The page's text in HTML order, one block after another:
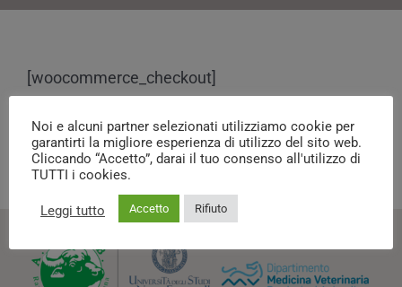
[woocommerce_checkout]
Noi e alcuni partner selezionati utilizziamo cookie per
garantirti la migliore esperienza di utilizzo del sito web.
Cliccando “Accetto”, darai il tuo consenso all'utilizzo di
TUTTI i cookies.
Leggi tutto Accetto Rifiuto